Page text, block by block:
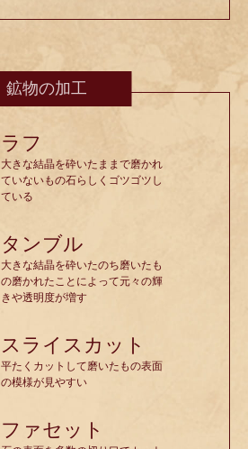
鉱物の加工
ラフ
大きな結晶を砕いたままで磨かれ
ていないもの石らしくゴツゴツし
ている
タンブル
大きな結晶を砕いたのち磨いたも
の磨かれたことによって元々の輝
きや透明度が増す
スライスカット
平たくカットして磨いたもの表面
の模様が見やすい
ファセット